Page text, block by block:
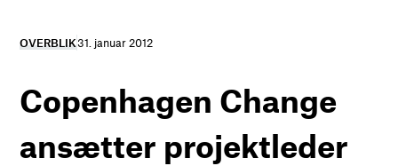
OVERBLIK31. januar 2012
Copenhagen Change
ansætter projektleder